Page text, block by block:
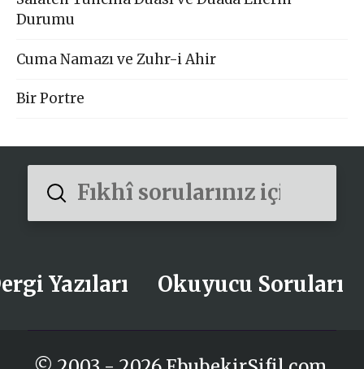
Durumu
Cuma Namazı ve Zuhr-i Ahir
Bir Portre
Search
Submit
Yazıları Okuyucu Soruları